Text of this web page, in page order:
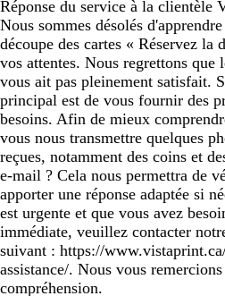
Réponse du service à la clientèle
Nous sommes désolés
découpe des cartes « Réservez la
vos attentes. Nous regrettons
vous ait pas pleinement satisfait.
principal est de vous fournir des
besoins. Afin de mieux
vous nous transmettre quelques
reçues, notamment des coins et
e-mail ? Cela nous permettra de
apporter une réponse adaptée si
est urgente et que vous avez
immédiate, veuillez contacter
suivant : https://
assistance/. Nous vous
compréhension.